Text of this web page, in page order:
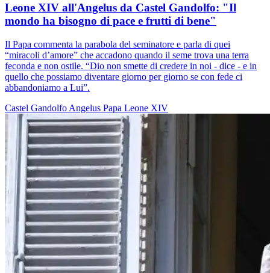
Leone XIV all'Angelus da Castel Gandolfo: "Il
mondo ha bisogno di pace e frutti di bene"
Il Papa commenta la parabola del seminatore e parla di quei
“miracoli d’amore” che accadono quando il seme trova una terra
feconda e non ostile. “Dio non smette di credere in noi - dice - e in
quello che possiamo diventare giorno per giorno se con fede ci
abbandoniamo a Lui”.
Castel Gandolfo Angelus Papa Leone XIV